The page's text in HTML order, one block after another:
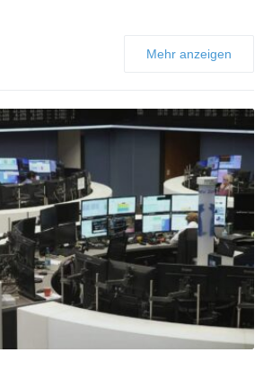
Mehr anzeigen